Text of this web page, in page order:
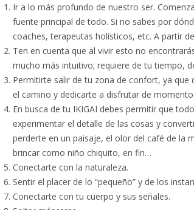
Ir a lo más profundo de nuestro ser.
fuente principal de todo. Si no sabes por
coaches, terapeutas holísticos, etc. A partir
Ten en cuenta que al vivir esto no
mucho más intuitivo; requiere de tu tiempo,
Permitirte salir de tu zona de confort, ya
el camino y dedicarte a disfrutar de
En busca de tu IKIGAI debes permitir que
experimentar el detalle de las cosas y
perderte en un paisaje, el olor del café de la
brincar como niño chiquito, en fin…
Conectarte con la naturaleza.
Sentir el placer de lo “pequeño” y de los
Conectarte con tu cuerpo y sus señales.